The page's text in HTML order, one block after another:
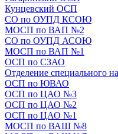
Кунцевский ОСП
СО по ОУПД КСОЮ
МОСП по ВАП №2
СО по ОУПД АСОЮ
МОСП по ВАП №1
ОСП по СЗАО
Отделение специального
ОСП по ЮВАО
ОСП по ЦАО №3
ОСП по ЦАО №2
ОСП по ЦАО №1
МОСП по ВАШ №8